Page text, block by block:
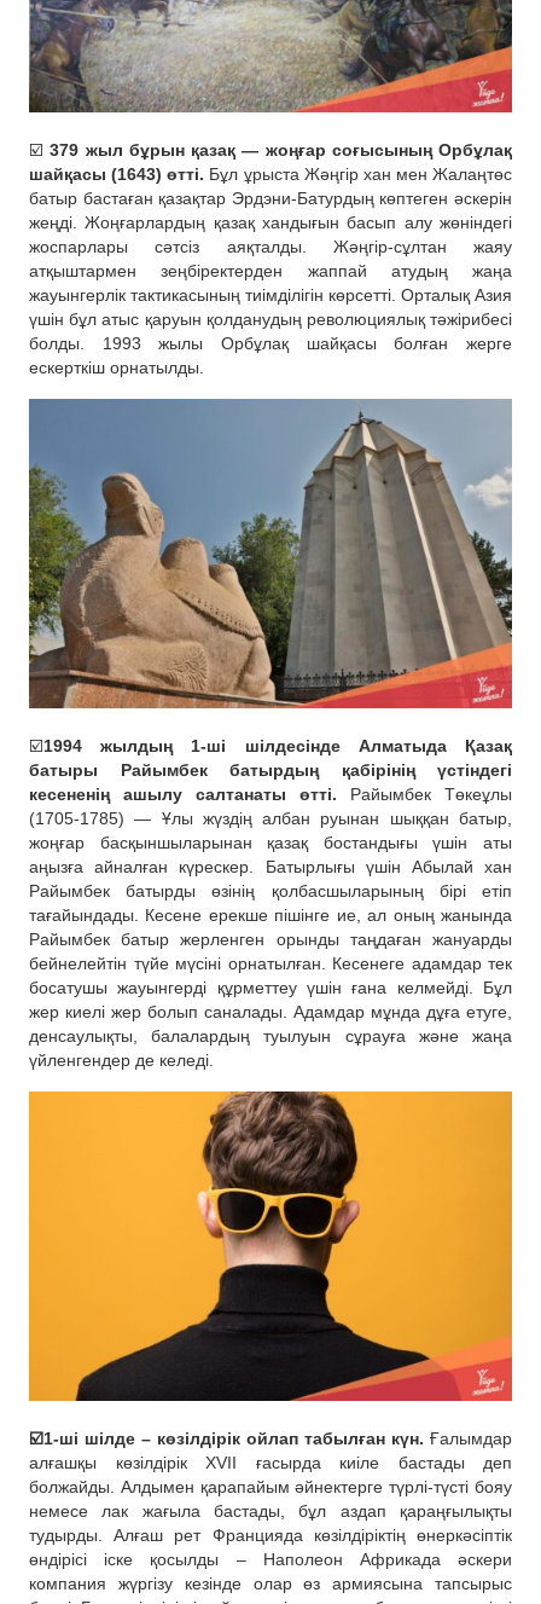
☑️379 жыл бұрын қазақ — жоңғар соғысының Орбұлақ
шайқасы (1643) өтті. Бұл ұрыста Жәңгір хан мен Жалаңтөс
батыр бастаған қазақтар Эрдэни-Батурдың көптеген әскерін
жеңді. Жоңғарлардың қазақ хандығын басып алу жөніндегі
жоспарлары сәтсіз аяқталды. Жәңгір-сұлтан жаяу
атқыштармен зеңбіректерден жаппай атудың жаңа
жауынгерлік тактикасының тиімділігін көрсетті. Орталық Азия
үшін бұл атыс қаруын қолданудың революциялық тәжірибесі
болды. 1993 жылы Орбұлақ шайқасы болған жерге
ескерткіш орнатылды.
☑️1994 жылдың 1-ші шілдесінде Алматыда Қазақ
батыры Райымбек батырдың қабірінің үстіндегі
кесененің ашылу салтанаты өтті. Райымбек Төкеұлы
(1705-1785) — Ұлы жүздің албан руынан шыққан батыр,
жоңғар басқыншыларынан қазақ бостандығы үшін аты
аңызға айналған күрескер. Батырлығы үшін Абылай хан
Райымбек батырды өзінің қолбасшыларының бірі етіп
тағайындады. Кесене ерекше пішінге ие, ал оның жанында
Райымбек батыр жерленген орынды таңдаған жануарды
бейнелейтін түйе мүсіні орнатылған. Кесенеге адамдар тек
босатушы жауынгерді құрметтеу үшін ғана келмейді. Бұл
жер киелі жер болып саналады. Адамдар мұнда дұға етуге,
денсаулықты, балалардың туылуын сұрауға және жаңа
үйленгендер де келеді.
☑️1-ші шілде – көзілдірік ойлап табылған күн. Ғалымдар
алғашқы көзілдірік XVII ғасырда киіле бастады деп
болжайды. Алдымен қарапайым әйнектерге түрлі-түсті бояу
немесе лак жағыла бастады, бұл аздап қараңғылықты
тудырды. Алғаш рет Францияда көзілдіріктің өнеркәсіптік
өндірісі іске қосылды – Наполеон Африкада әскери
компания жүргізу кезінде олар өз армиясына тапсырыс